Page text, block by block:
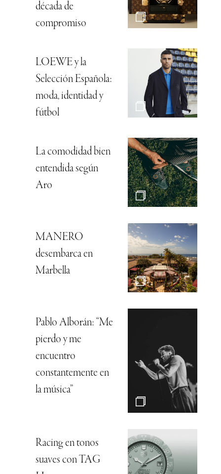
década de
compromiso
LOEWE y la
Selección Española:
moda, identidad y
fútbol
La comodidad bien
entendida según
Aro
MANERO
desembarca en
Marbella
Pablo Alborán: “Me
pierdo y me
encuentro
constantemente en
la música”
Racing en tonos
suaves con TAG